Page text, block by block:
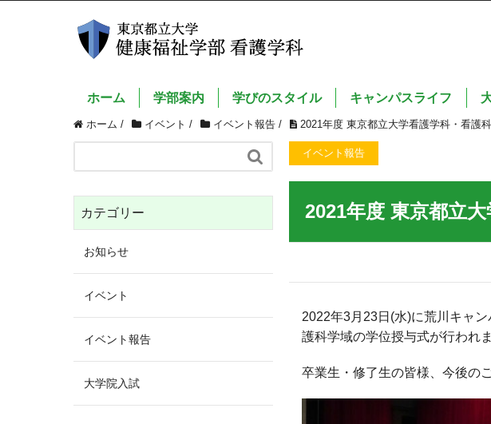
ホーム 学部案内 学びのスタイル キャンパスライフ
ホーム / イベント / イベント報告 / 2021年度 東京都立大学看護学科・看護
イベント報告
2021年度 東京都立
2022年3月23日(水)に荒川キャ
護科学域の学位授与式が行われま
卒業生・修了生の皆様、今後の

カテゴリー
お知らせ
イベント
イベント報告
大学院入試